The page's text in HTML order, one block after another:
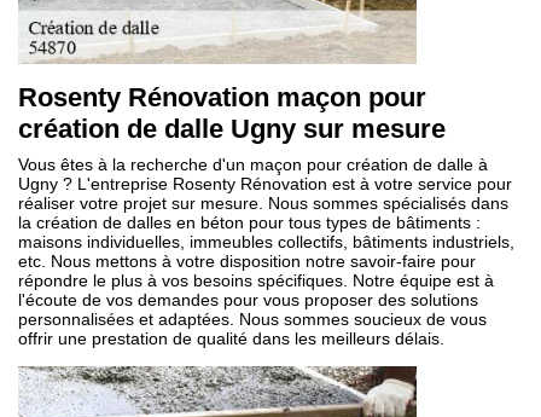
Rosenty Rénovation maçon pour
création de dalle Ugny sur mesure
Vous êtes à la recherche d'un maçon pour création de dalle à
Ugny ? L'entreprise Rosenty Rénovation est à votre service pour
réaliser votre projet sur mesure. Nous sommes spécialisés dans
la création de dalles en béton pour tous types de bâtiments :
maisons individuelles, immeubles collectifs, bâtiments industriels,
etc. Nous mettons à votre disposition notre savoir-faire pour
répondre le plus à vos besoins spécifiques. Notre équipe est à
l'écoute de vos demandes pour vous proposer des solutions
personnalisées et adaptées. Nous sommes soucieux de vous
offrir une prestation de qualité dans les meilleurs délais.